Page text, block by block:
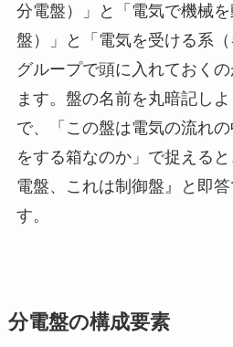
分電盤）」と「電気で機械
盤）」と「電気を受ける系
グループで頭に入れておく
ます。盤の名前を丸暗記し
で、「この盤は電気の流れ
をする箱なのか」で捉える
電盤、これは制御盤』と即
す。
分電盤の構成要素